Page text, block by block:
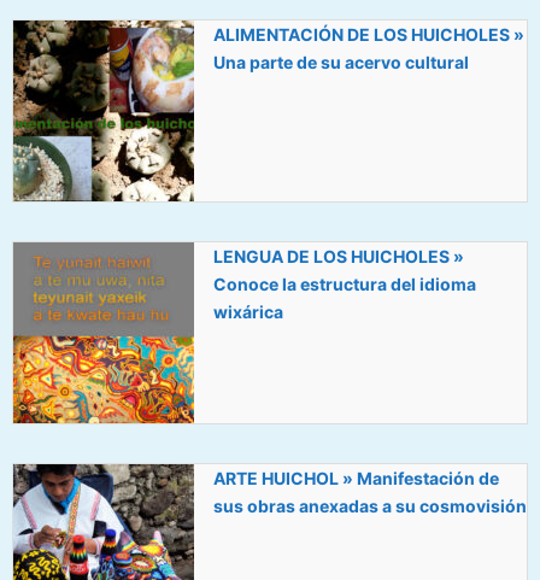
ALIMENTACIÓN DE LOS HUICHOLES »
Una parte de su acervo cultural
LENGUA DE LOS HUICHOLES »
Conoce la estructura del idioma
wixárica
ARTE HUICHOL » Manifestación de
sus obras anexadas a su cosmovisión